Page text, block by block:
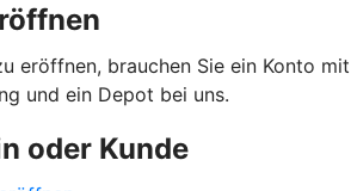
eröffnen, brauchen Sie ein Konto mit
und ein Depot bei uns.
oder Kunde